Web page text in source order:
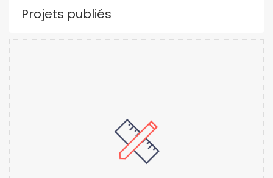
Projets publiés